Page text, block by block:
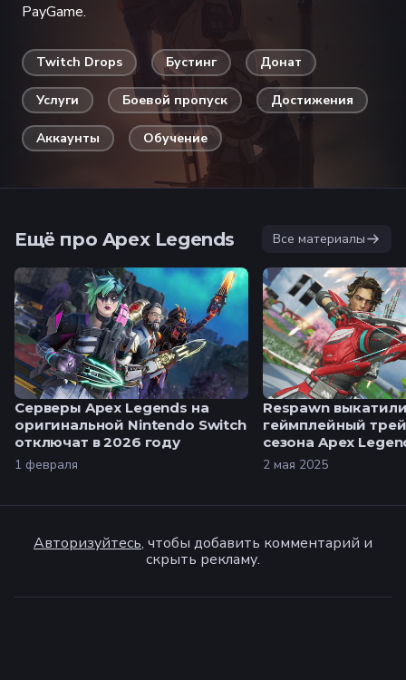
PayGame.
Twitch Drops Бустинг Донат
Услуги Боевой пропуск Достижения
Аккаунты Обучение
Ещё про Apex Legends Все материалы
Серверы Apex Legends на
оригинальной Nintendo Switch
отключат в 2026 году
1 февраля
Respawn
геймплейный
сезона Apex
2 мая 2025
Авторизуйтесь, чтобы добавить комментарий и
скрыть рекламу.